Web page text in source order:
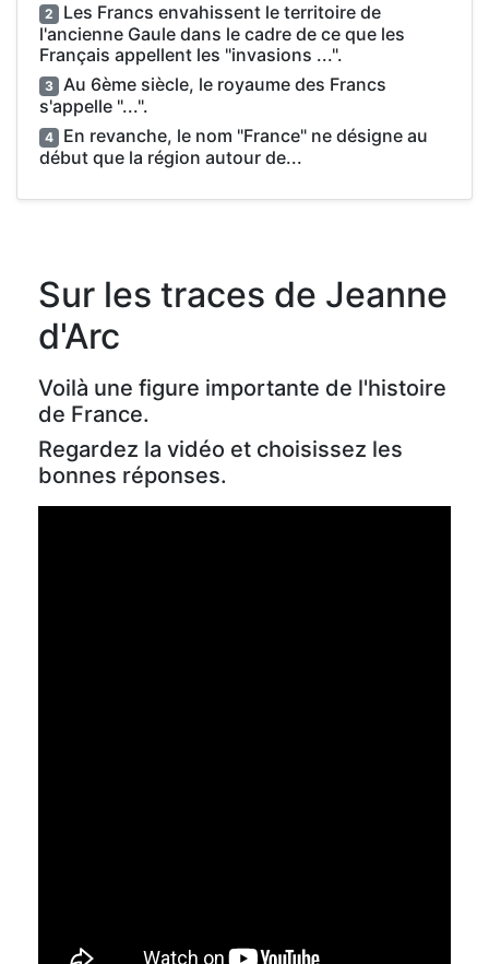
2 Les Francs envahissent le territoire de
l'ancienne Gaule dans le cadre de ce que les
Français appellent les "invasions ...".
3 Au 6ème siècle, le royaume des Francs
s'appelle "...".
4 En revanche, le nom "France" ne désigne au
début que la région autour de...
Sur les traces de Jeanne
d'Arc
Voilà une figure importante de l'histoire
de France.
Regardez la vidéo et choisissez les
bonnes réponses.